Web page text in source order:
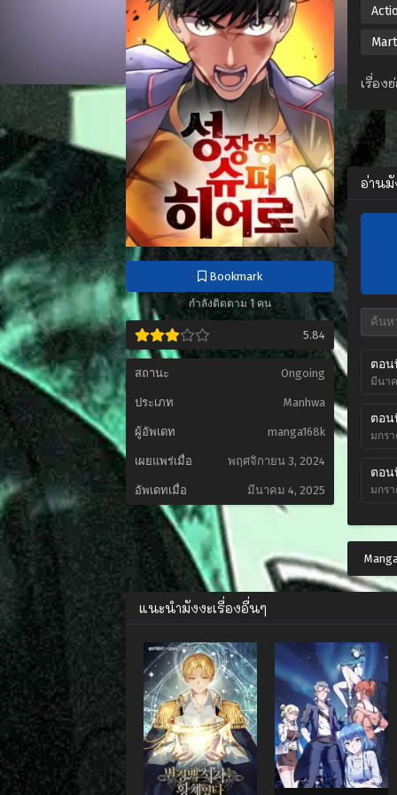
Bookmark
กำลังติดตาม 1 คน
5.84
สถานะ Ongoing
ประเภท Manhwa
ผู้อัพเดท manga168k
เผยแพร่เมื่อ พฤศจิกายน 3, 2024
อัพเดทเมื่อ มีนาคม 4, 2025
เรื่อง
อ่านมั
ตอน
มีนา
ตอน
มกรา
ตอน
มกร
แนะนำมังงะเรื่องอื่นๆ